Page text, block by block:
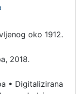
oko 1912.
2018.
• Digitalizirana